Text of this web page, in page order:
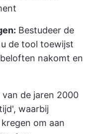
Bestudeer de
de tool toewijst
nakomt en
de jaren 2000
waarbij
om aan